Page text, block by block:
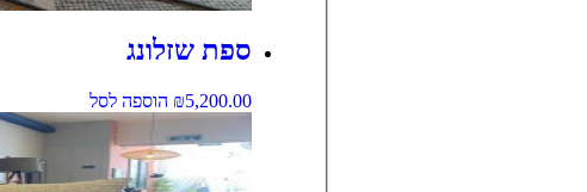
ספת שזלונג
₪5,200.00 הוספה לסל